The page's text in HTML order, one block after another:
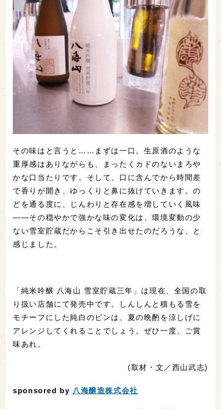
その味はと言うと……まずは一口。生原酒のような
重厚感はありながらも、まったくカドのないまろや
かな口当たりです。そして、口に含んでから時間差
で香りが開き、ゆっくりと鼻に抜けていきます。の
どを通る度に、じんわりと存在感を増していく風味
――その穏やかで強かな味の変化は、環境変動の少
ない雪室貯蔵だからこそ引き出せたのだろうな、と
感じました。
「純米吟醸 八海山 雪室貯蔵三年」は現在、全国の取
り扱い店舗にて発売中です。しんしんと積もる雪を
モチーフにした純白のビンは、夏の晩酌を涼しげに
アレンジしてくれることでしょう。ぜひ一度、ご賞
味あれ。
(取材・文／西山武志)
sponsored by 八海醸造株式会社